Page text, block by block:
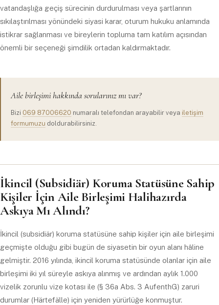
vatandaşlığa geçiş sürecinin durdurulması veya şartlarının
sıkılaştırılması yönündeki siyasi karar, oturum hukuku anlamında
istikrar sağlanması ve bireylerin topluma tam katılım açısından
önemli bir seçeneği şimdilik ortadan kaldırmaktadır.
Aile birleşimi hakkında sorularınız mı var?
Bizi 069 87006620 numaralı telefondan arayabilir veya iletişim
formumuzu doldurabilirsiniz.
İkincil (Subsidiär) Koruma Statüsüne Sahip
Kişiler İçin Aile Birleşimi Halihazırda
Askıya Mı Alındı?
İkincil (subsidiär) koruma statüsüne sahip kişiler için aile birleşimi
geçmişte olduğu gibi bugün de siyasetin bir oyun alanı hâline
gelmiştir. 2016 yılında, ikincil koruma statüsünde olanlar için aile
birleşimi iki yıl süreyle askıya alınmış ve ardından aylık 1.000
vizelik zorunlu vize kotası ile (§ 36a Abs. 3 AufenthG) zaruri
durumlar (Härtefälle) için yeniden yürürlüğe konmuştur.